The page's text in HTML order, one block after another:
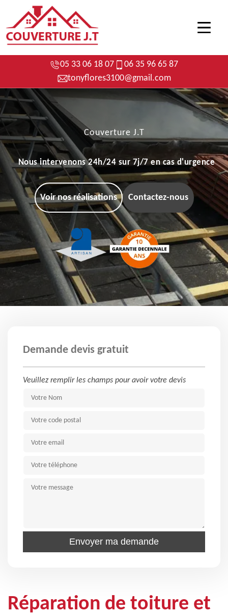
05 33 06 18 07
06 35 96 65 87
tonyflores3100@gmail.com
Couverture J.T
Nous intervenons 24h/24 sur 7j/7 en cas d'urgence
Voir nos réalisations Contactez-nous
Demande devis gratuit
Veuillez remplir les champs pour avoir votre devis
Réparation de toiture et